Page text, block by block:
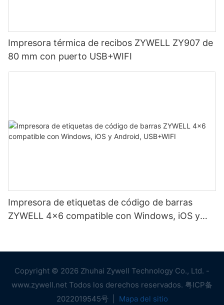
Impresora térmica de recibos ZYWELL ZY907 de
80 mm con puerto USB+WIFI
Impresora de etiquetas de código de barras
ZYWELL 4x6 compatible con Windows, iOS y
Copyright © 2026 Zhuhai Zywell Technology Co., Ltd. -
www.zywell.net Todos los derechos reservados. 粤ICP备
2022019545号
Mapa del sitio